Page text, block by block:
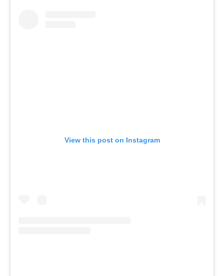
View this post on Instagram